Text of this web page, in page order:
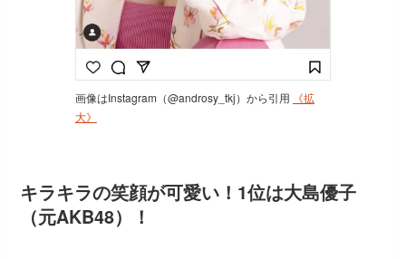
画像はInstagram（@androsy_tkj）から引用
《拡
大》
キラキラの笑顔が可愛い！1位は大島優子
（元AKB48）！